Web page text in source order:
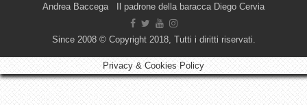
Andrea Baccega Il padrone della baracca Diego Cervia
Since 2008 © Copyright 2018, Tutti i diritti riservati.
Privacy & Cookies Policy